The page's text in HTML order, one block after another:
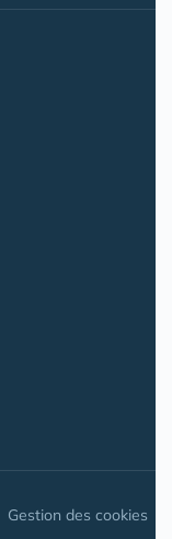
Gestion des cookies